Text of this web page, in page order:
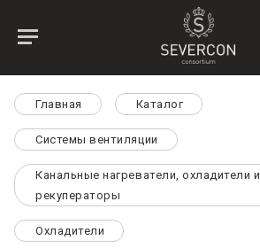
Главная Каталог
Системы вентиляции
Канальные нагреватели, охладители и
рекуператоры
Охладители